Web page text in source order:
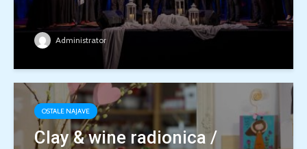
Administrator
OSTALE NAJAVE
Clay & wine radionica /